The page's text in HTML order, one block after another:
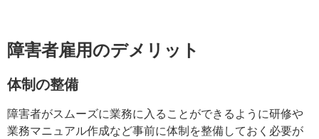
障害者雇用のデメリット
体制の整備
障害者がスムーズに業務に入ることができるように研修や
業務マニュアル作成など事前に体制を整備しておく必要が